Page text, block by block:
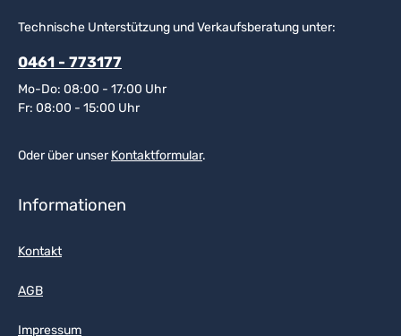
Technische Unterstützung und Verkaufsberatung unter:
0461 - 773177
Mo-Do: 08:00 - 17:00 Uhr
Fr: 08:00 - 15:00 Uhr
Oder über unserKontaktformular.
Informationen
Kontakt
AGB
Impressum